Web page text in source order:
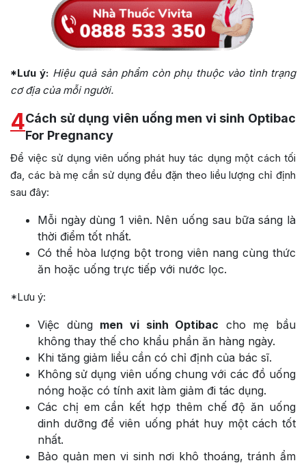
*Lưu ý: Hiệu quả sản phẩm còn phụ thuộc vào tình trạng
cơ địa của mỗi người.
4Cách sử dụng viên uống men vi sinh Optibac
For Pregnancy
Để việc sử dụng viên uống phát huy tác dụng một cách tối
đa, các bà mẹ cần sử dụng đều đặn theo liều lượng chỉ định
sau đây:
Mỗi ngày dùng 1 viên. Nên uống sau bữa sáng là
thời điểm tốt nhất.
Có thể hòa lượng bột trong viên nang cùng thức
ăn hoặc uống trực tiếp với nước lọc.
*Lưu ý:
Việc dùng men vi sinh Optibac cho mẹ bầu
không thay thế cho khẩu phần ăn hàng ngày.
Khi tăng giảm liều cần có chỉ định của bác sĩ.
Không sử dụng viên uống chung với các đồ uống
nóng hoặc có tính axit làm giảm đi tác dụng.
Các chị em cần kết hợp thêm chế độ ăn uống
dinh dưỡng để viên uống phát huy một cách tốt
nhất.
Bảo quản men vi sinh nơi khô thoáng, tránh ẩm